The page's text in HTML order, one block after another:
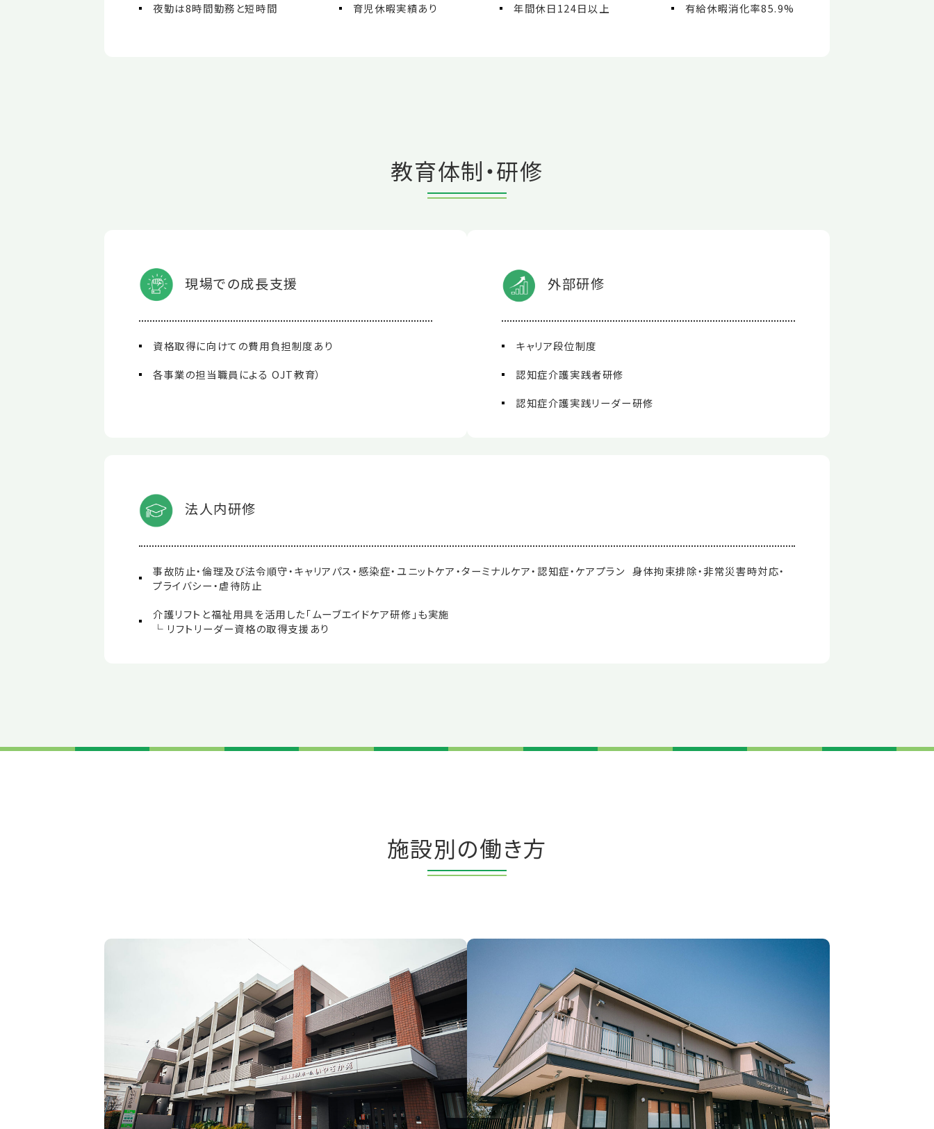
夜勤は8時間勤務と短時間 育児休暇実績あり 年間休日124日以上 有給休暇消化率85.9%
教育体制・研修
現場での成長支援
資格取得に向けての費用負担制度あり
各事業の担当職員による OJT教育）
外部研修
キャリア段位制度
認知症介護実践者研修
認知症介護実践リーダー研修
法人内研修
事故防止・倫理及び法令順守・キャリアパス・感染症・ユニットケア・ターミナルケア・認知症・ケアプラン 身体拘束排除・非常災害時対応・
プライバシー・虐待防止
介護リフトと福祉用具を活用した「ムーブエイドケア研修」も実施
└ リフトリーダー資格の取得支援あり
施設別の働き方